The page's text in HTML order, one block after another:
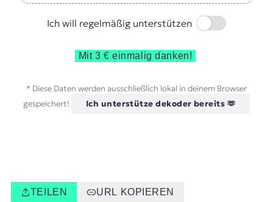
Ich will regelmäßig unterstützen
Switch
Mit 3 € einmalig danken!
* Diese Daten werden ausschließlich lokal in deinem Browser
gespeichert!
Ich unterstütze dekoder bereits 🫶
TEILEN URL KOPIEREN